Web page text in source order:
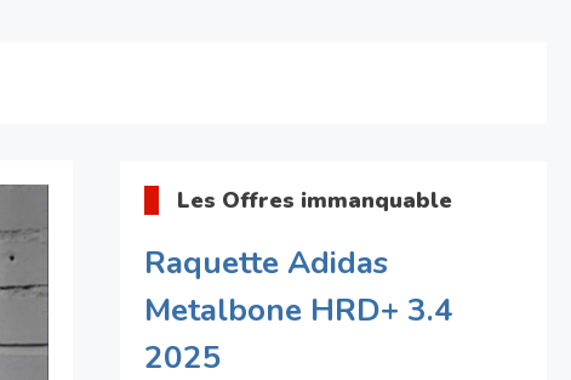
Les Offres immanquable
Raquette Adidas
Metalbone HRD+ 3.4
2025